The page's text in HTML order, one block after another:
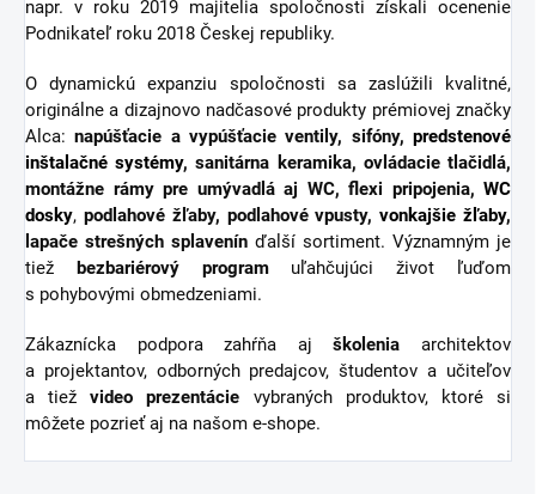
napr. v roku 2019 majitelia spoločnosti získali ocenenie
Podnikateľ roku 2018 Českej republiky.
O dynamickú expanziu spoločnosti sa zaslúžili kvalitné,
originálne a dizajnovo nadčasové produkty prémiovej značky
Alca:napúšťacie a vypúšťacie ventily, sifóny,predstenové
inštalačné systémy, sanitárna keramika, ovládacie tlačidlá,
montážne rámy pre umývadlá aj WC, flexi pripojenia, WC
dosky, podlahové žľaby, podlahové vpusty,vonkajšie žľaby,
lapače strešných splavenín ďalší sortiment. Významným je
tiež bezbariérový programuľahčujúci život ľuďom
s pohybovými obmedzeniami.
Zákaznícka podpora zahŕňa ajškolenia architektov
a projektantov, odborných predajcov, študentov a učiteľov
a tiežvideo prezentácie vybraných produktov, ktoré si
môžete pozrieť aj na našom e-shope.